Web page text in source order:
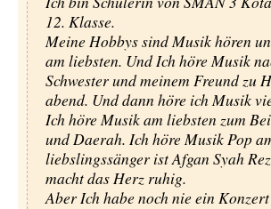
12. Klasse.
Meine Hobbys sind Musik hören
am liebsten. Und Ich höre Musik
Schwester und meinem Freund zu
abend. Und dann höre ich Musik
Ich höre Musik am liebsten zum
und Daerah. Ich höre Musik Pop
liebslingssänger ist Afgan Syah
macht das Herz ruhig.
Aber Ich habe noch nie ein Konzert